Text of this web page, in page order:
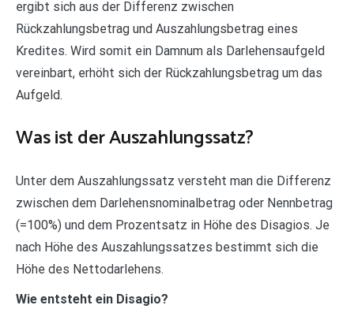
ergibt sich aus der Differenz zwischen
Rückzahlungsbetrag und Auszahlungsbetrag eines
Kredites. Wird somit ein Damnum als Darlehensaufgeld
vereinbart, erhöht sich der Rückzahlungsbetrag um das
Aufgeld.
Was ist der Auszahlungssatz?
Unter dem Auszahlungssatz versteht man die Differenz
zwischen dem Darlehensnominalbetrag oder Nennbetrag
(=100%) und dem Prozentsatz in Höhe des Disagios. Je
nach Höhe des Auszahlungssatzes bestimmt sich die
Höhe des Nettodarlehens.
Wie entsteht ein Disagio?